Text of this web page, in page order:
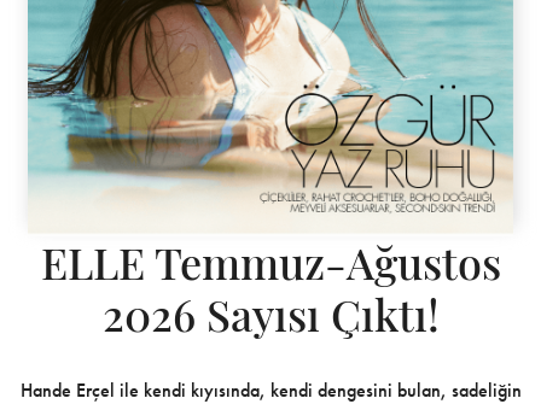
ELLE Temmuz-Ağustos
2026 Sayısı Çıktı!
Hande Erçel ile kendi kıyısında, kendi dengesini bulan, sadeliğin